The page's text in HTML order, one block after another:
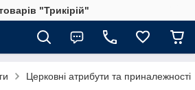
"Трикірій"
Церковні атрибути та приналежності